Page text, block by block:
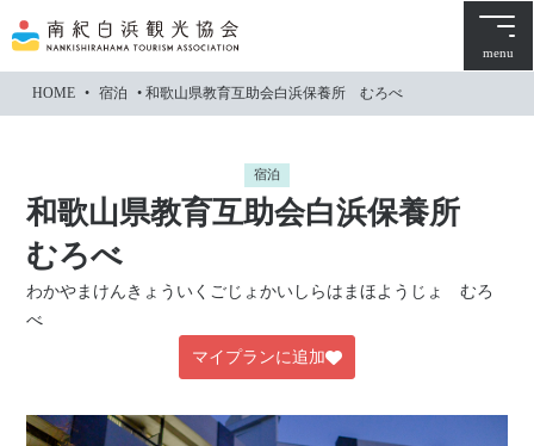
文
に
menu
HOME • 宿泊 •和歌山県教育互助会白浜保養所 むろべ
宿泊
和歌山県教育互助会白浜保養所
むろべ
わかやまけんきょういくごじょかいしらはまほようじょ むろ
べ
マイプランに追加